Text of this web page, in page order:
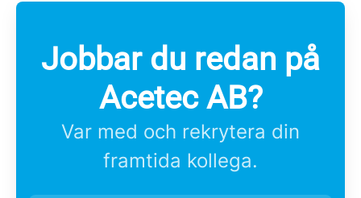
Jobbar du redan på
Acetec AB?
Var med och rekrytera din
framtida kollega.